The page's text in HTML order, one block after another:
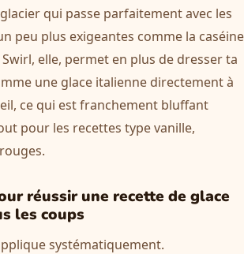
qui passe parfaitement avec les
peu plus exigeantes comme la caséine
Swirl, elle, permet en plus de dresser ta
une glace italienne directement à
ce qui est franchement bluffant
pour les recettes type vanille,
réussir une recette de glace
les coups
systématiquement.